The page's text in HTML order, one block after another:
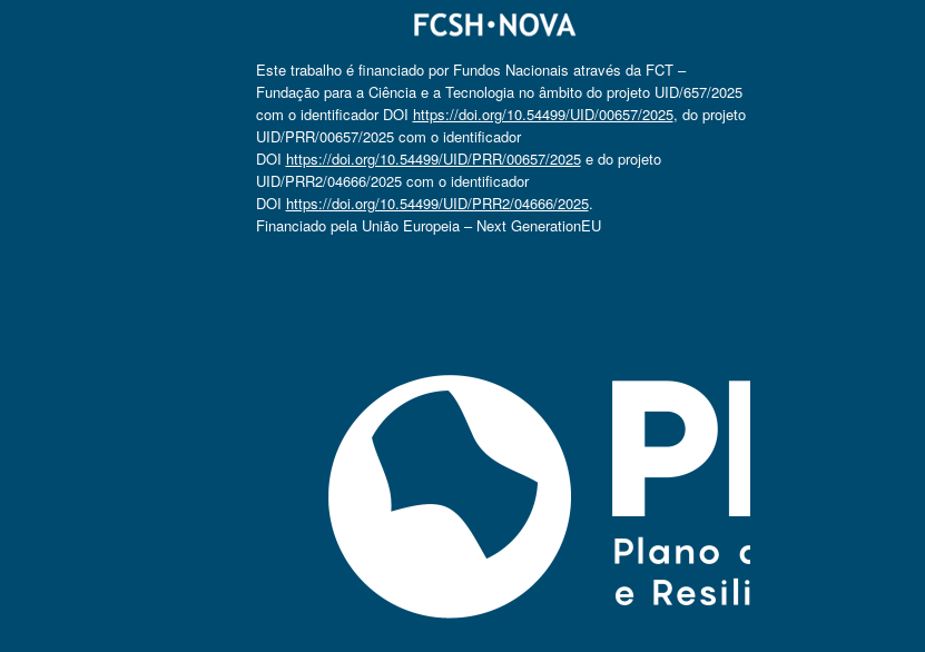
Este trabalho é financiado por Fundos Nacionais através da FCT –
Fundação para a Ciência e a Tecnologia no âmbito do projeto UID/657/2025
com o identificador DOI https://doi.org/10.54499/UID/00657/2025, do projeto
UID/PRR/00657/2025 com o identificador
DOI https://doi.org/10.54499/UID/PRR/00657/2025e do projeto
UID/PRR2/04666/2025 com o identificador
DOI https://doi.org/10.54499/UID/PRR2/04666/2025.
Financiado pela União Europeia – Next GenerationEU